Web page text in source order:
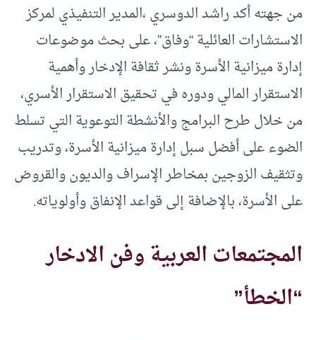
من جهته أكد راشد الدوسري ،المدير التنفيذي لمركز
الاستشارات العائلية “وفاق”، على بحث موضوعات
إدارة ميزانية الأسرة ونشر ثقافة الإدخار وأهمية
الاستقرار المالي ودوره في تحقيق الاستقرار الأسري،
من خلال طرح البرامج والأنشطة التوعوية التي تسلط
الضوء على أفضل سبل إدارة ميزانية الأسرة، وتدريب
وتثقيف الزوجين بمخاطر الإسراف والديون والقروض
على الأسرة، بالإضافة إلى قواعد الإنفاق وأولوياته.
المجتمعات العربية وفن الادخار
“الخطأ”